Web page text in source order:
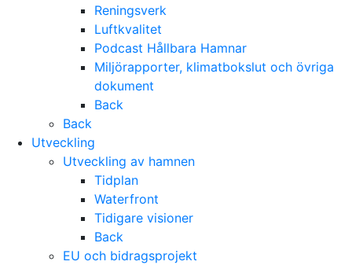
Reningsverk
Luftkvalitet
Podcast Hållbara Hamnar
Miljörapporter, klimatbokslut och övriga
dokument
Back
Back
Utveckling
Utveckling av hamnen
Tidplan
Waterfront
Tidigare visioner
Back
EU och bidragsprojekt